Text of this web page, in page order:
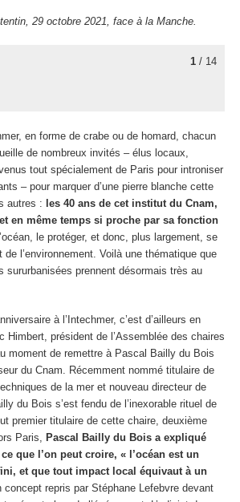
29 octobre 2021, face à la Manche.
1 / 14
en forme de crabe ou de homard, chacun
de nombreux invités – élus locaux,
tout spécialement de Paris pour introniser
– pour marquer d’une pierre blanche cette
autres : les 40 ans de cet institut du Cnam,
en même temps si proche par sa fonction
le protéger, et donc, plus largement, se
de l’environnement. Voilà une thématique que
sururbanisées prennent désormais très au
à l’Intechmer, c’est d’ailleurs en
Himbert, président de l’Assemblée des chaires
moment de remettre à Pascal Bailly du Bois
du Cnam. Récemment nommé titulaire de
de la mer et nouveau directeur de
du Bois s’est fendu de l’inexorable rituel de
premier titulaire de cette chaire, deuxième
Paris, Pascal Bailly du Bois a expliqué
que l’on peut croire, « l’océan est un
et que tout impact local équivaut à un
concept repris par Stéphane Lefebvre devant